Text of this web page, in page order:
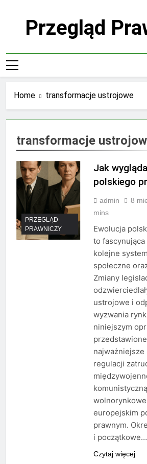
Przegląd
Home transformacje ustrojowe
transformacje
PRZEGLĄD-
PRAWNICZY
Jak
polskiego
admin 8
mins
Ewolucja
to
kolejne
społeczne
Zmiany
ustrojowe i
wyzwania
niniejszym
regulacji
europejskim
prawnym.
i początkowe…
Czytaj więcej